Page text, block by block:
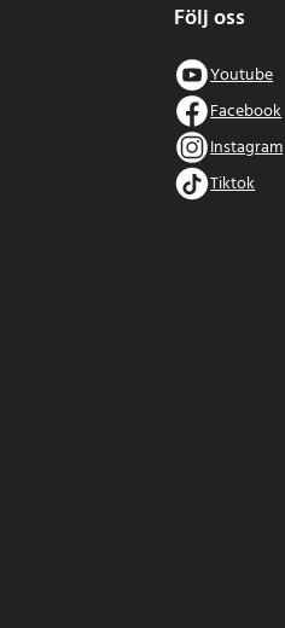
Följ oss
Youtube
Facebook
Instagram
Tiktok